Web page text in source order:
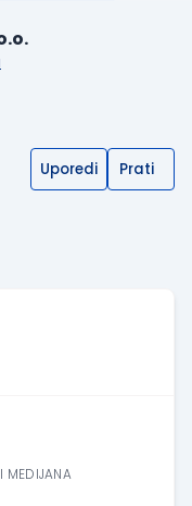
Uporedi Prati
I MEDIJANA